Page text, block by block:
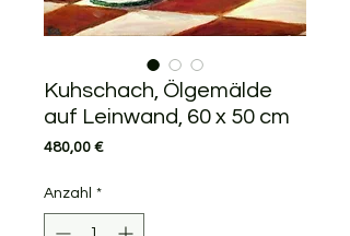
Kuhschach, Ölgemälde
auf Leinwand, 60 x 50 cm
480,00 €Preis
Anzahl *